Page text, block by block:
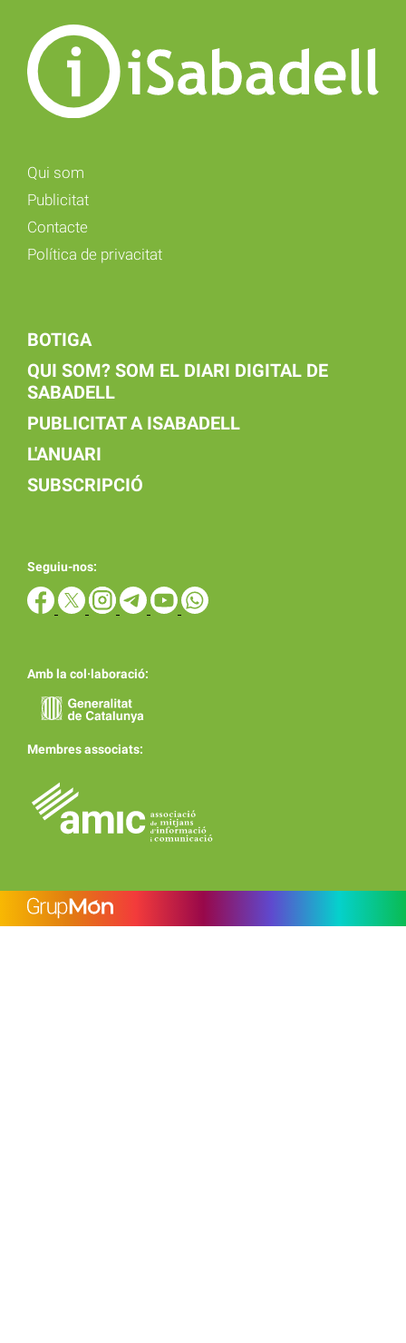
Qui som
Publicitat
Contacte
Política de privacitat
BOTIGA
QUI SOM? SOM EL DIARI DIGITAL DE
SABADELL
PUBLICITAT A ISABADELL
L'ANUARI
SUBSCRIPCIÓ
Seguiu-nos:
Amb la col·laboració:
Membres associats: